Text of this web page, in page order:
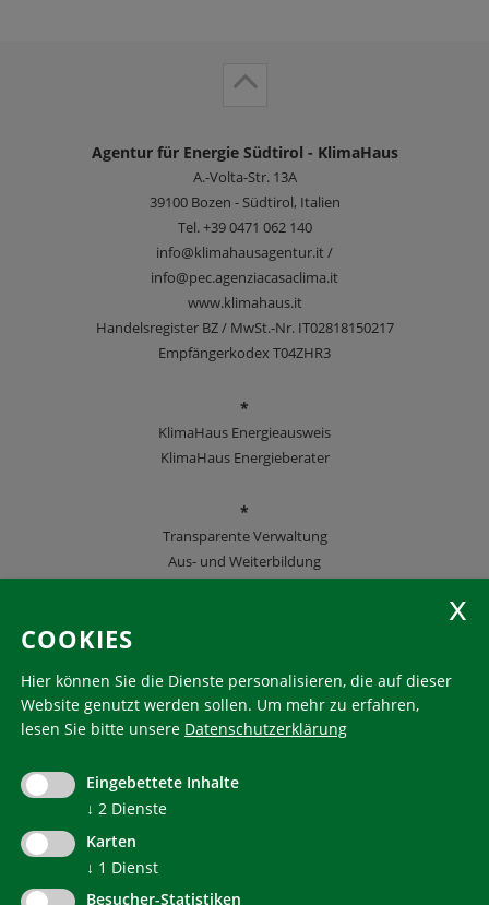
Agentur für Energie Südtirol - KlimaHaus
A.-Volta-Str. 13A
39100 Bozen - Südtirol, Italien
Tel.+39 0471 062 140
info@klimahausagentur.it /
info@pec.agenziacasaclima.it
www.klimahaus.it
Handelsregister BZ / MwSt.-Nr. IT02818150217
Empfängerkodex T04ZHR3
*
KlimaHaus Energieausweis
KlimaHaus Energieberater
*
Transparente Verwaltung
Aus- und Weiterbildung
KlimaHaus ist eine eingetragene Marke. Die Nutzung muss
communication@klimahausagentur.it
© 2022 Agentur für Energie Südtirol - KlimaHaus
COOKIES
Hier können Sie die Dienste personalisieren, die auf dieser
Website genutzt werden sollen. Um mehr zu erfahren,
lesen Sie bitte unsere Datenschutzerklärung
Eingebettete Inhalte
↓ 2 Dienste
Karten
↓ 1 Dienst
Besucher-Statistiken